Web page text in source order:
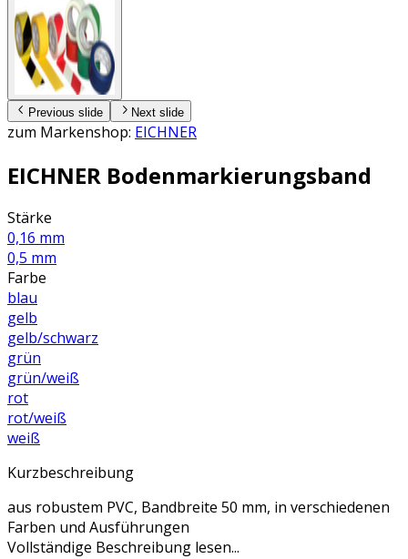
Previous slide Next slide
zum Markenshop: EICHNER
EICHNER Bodenmarkierungsband
Stärke
0,16 mm
0,5 mm
Farbe
blau
gelb
gelb/schwarz
grün
grün/weiß
rot
rot/weiß
weiß
Kurzbeschreibung
aus robustem PVC, Bandbreite 50 mm, in verschiedenen
Farben und Ausführungen
Vollständige Beschreibung lesen...